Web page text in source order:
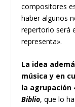
compositores
haber algunos
repertorio será
representa».
La idea
música y en
la agrupación
Biblio, que lo